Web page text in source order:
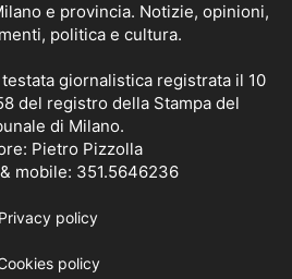
e provincia. Notizie, opinioni,
politica e cultura.
giornalistica registrata il 10
del registro della Stampa del
di Milano.
Pietro Pizzolla
mobile: 351.5646236
Privacy policy
policy